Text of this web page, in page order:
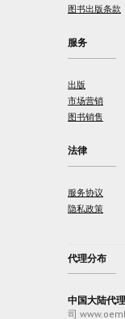
图书出版条款
服务
出版
市场营销
图书销售
法律
服务协议
隐私政策
代理分布
中国大陆代
司